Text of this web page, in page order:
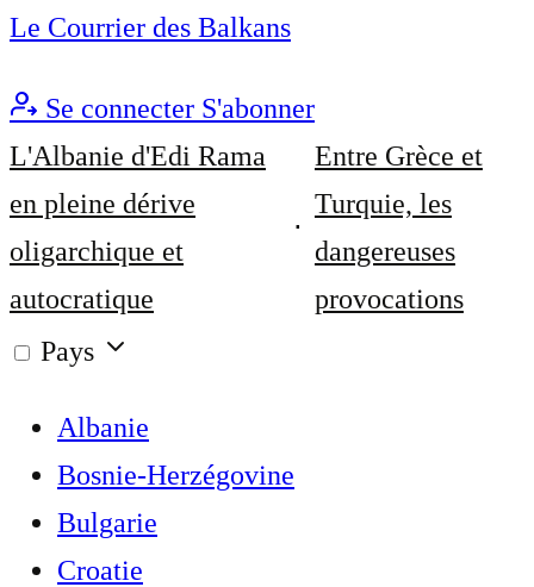
Le Courrier des Balkans
Se connecter S'abonner
L'Albanie d'Edi Rama
en pleine dérive
oligarchique et
autocratique
Entre Grèce et
Turquie, les
dangereuses
provocations
Pays
Albanie
Bosnie-Herzégovine
Bulgarie
Croatie